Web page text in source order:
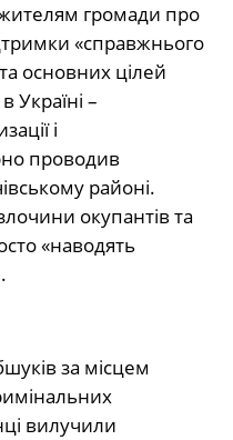
жителям громади про
«справжнього
основних цілей
Україні –
і
проводив
районі.
окупантів та
«наводять
за місцем
вилучили